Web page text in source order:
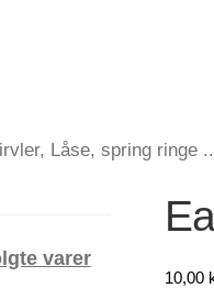
Låse, spring ringe
10,00
varer